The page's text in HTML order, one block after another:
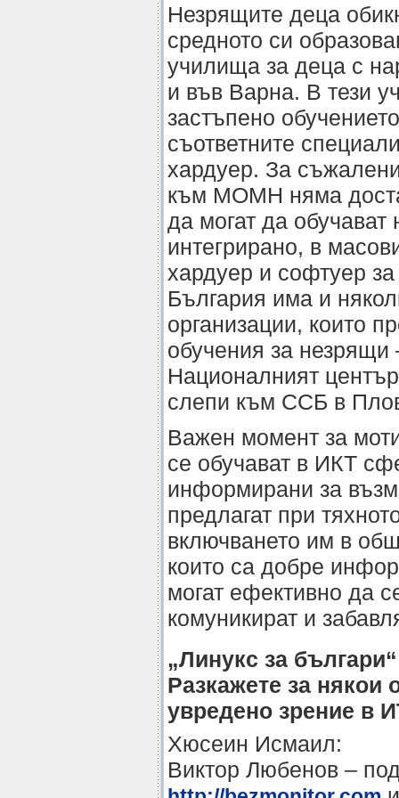
Незрящите деца
средното си
училища за деца с
и във Варна. В тези
застъпено
съответните
хардуер. За
към МОМН няма
да могат да
интегрирано, в
хардуер и софтуер
България има и
организации, които
обучения за незрящи
Националният
слепи към ССБ в
Важен момент за
се обучават в ИКТ
информирани за
предлагат при
включването им в
които са добре
могат ефективно да
комуникират и
„Линукс за
Разкажете за някои
увредено зрение в
Хюсеин Исмаил:
Виктор Любенов –